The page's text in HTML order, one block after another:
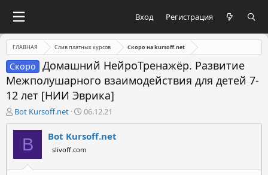
Вход Регистрация
ГЛАВНАЯ Слив платных курсов Скоро на kursoff.net
Скоро
Домашний НейроТренажёр. Развитие
Межполушарного взаимодействия для детей 7-
12 лет [НИИ Эврика]
А
в
т
Bot Kursoff.net
Д
а
т
а
н
06.12.21
B Bot Kursoff.net
slivoff.com